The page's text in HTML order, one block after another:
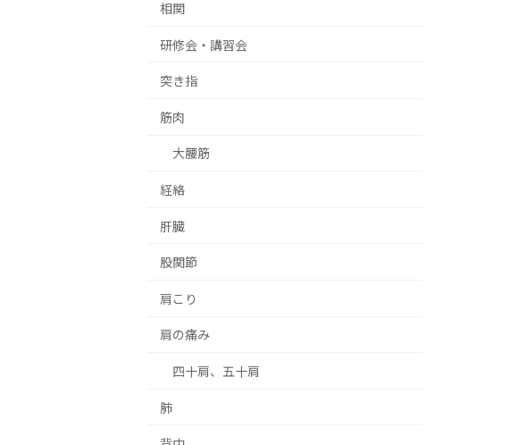
相関
研修会・講習会
突き指
筋肉
大腰筋
経絡
肝臓
股関節
肩こり
肩の痛み
四十肩、五十肩
肺